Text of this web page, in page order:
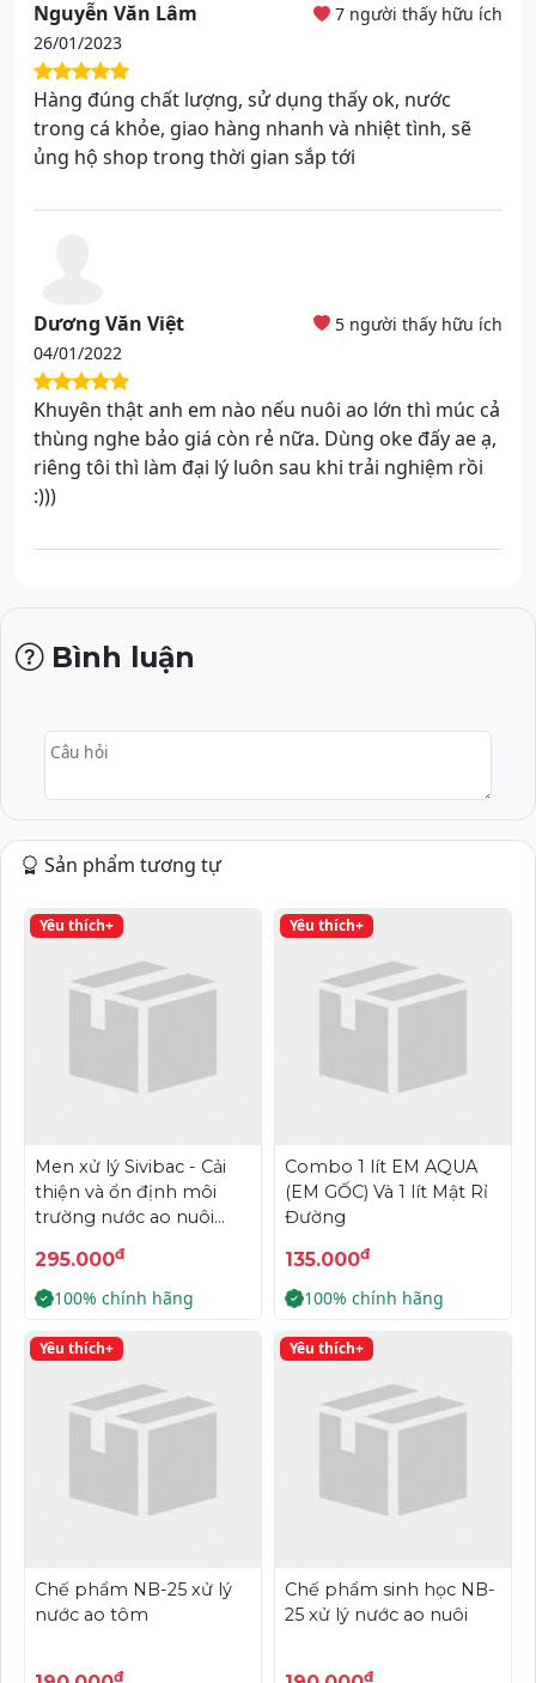
Nguyễn Văn Lâm
26/01/2023
7 người thấy hữu ích
Hàng đúng chất lượng, sử dụng thấy ok, nước
trong cá khỏe, giao hàng nhanh và nhiệt tình, sẽ
ủng hộ shop trong thời gian sắp tới
Dương Văn Việt
04/01/2022
5 người thấy hữu ích
Khuyên thật anh em nào nếu nuôi ao lớn thì múc cả
thùng nghe bảo giá còn rẻ nữa. Dùng oke đấy ae ạ,
riêng tôi thì làm đại lý luôn sau khi trải nghiệm rồi
:)))
Bình luận
Câu hỏi
Sản phẩm tương tự
Yêu thích+
Men xử lý Sivibac - Cải
thiện và ổn định môi
trường nước ao nuôi
295.000đ
100% chính hãng
Yêu thích+
Combo 1 lít EM AQUA
(EM GỐC) Và 1 lít Mật Rỉ
Đường
135.000đ
100% chính hãng
Yêu thích+
Chế phẩm NB-25 xử lý
nước ao tôm
đ
Yêu thích+
Chế phẩm sinh học NB-
25 xử lý nước ao nuôi
đ